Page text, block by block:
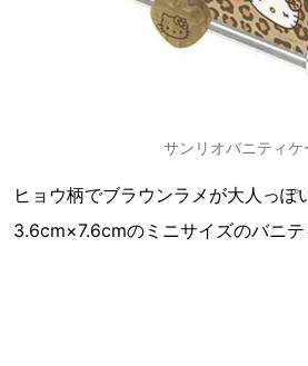
サンリオバニティケ
ヒョウ柄でブラウンラメが大人っ
3.6cm×7.6cmのミニサイズのバニテ